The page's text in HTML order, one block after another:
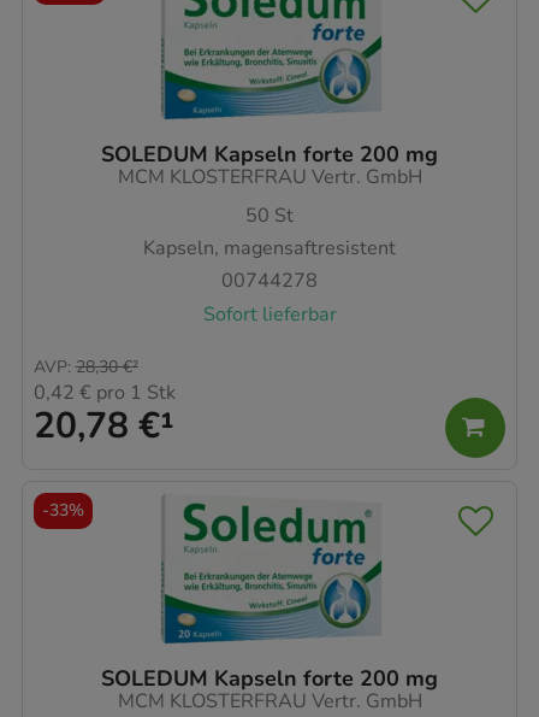
SOLEDUM Kapseln forte 200 mg
MCM KLOSTERFRAU Vertr. GmbH
50 St
Kapseln, magensaftresistent
00744278
Sofort lieferbar
20,78 €¹
AVP: 28,30 €²
0,42 € pro 1 Stk
SOLEDUM Kapseln forte 200 mg
MCM KLOSTERFRAU Vertr. GmbH
-33%